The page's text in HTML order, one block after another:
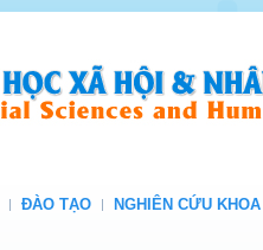
ĐÀO TẠO
NGHIÊN CỨU